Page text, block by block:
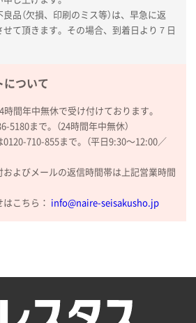
品（欠損、印刷のミス等）は、早急に返
て頂きます。その場合、到着日より７日
について
間年中無休で受け付けております。
5180まで。（24時間年中無休）
710-855まで。（平日9:30〜12:00／
よびメールの返信時間帯は上記営業時間
はこちら： info@naire-seisakusho.jp